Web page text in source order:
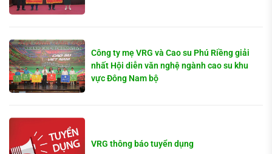
Công ty mẹ VRG và Cao su Phú Riềng giải
nhất Hội diễn văn nghệ ngành cao su khu
vực Đông Nam bộ
VRG thông báo tuyển dụng